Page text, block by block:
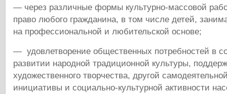
— через различные формы культурно-массовой
право любого гражданина, в том числе детей,
на профессиональной и любительской основе;
— удовлетворение общественных потребностей в
развитии народной традиционной культуры,
художественного творчества, другой
инициативы и социально-культурной активности